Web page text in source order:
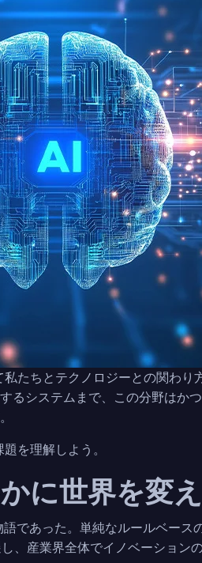
たちとテクノロジーとの関わ
るシステムまで、この分野は
を理解しよう。
に世界を変
であった。単純なルールベー
産業界全体でイノベーション